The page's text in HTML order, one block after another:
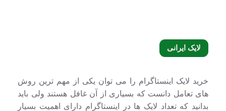
لایک ایرانی
خرید لایک اینستاگرام را می توان یکی از مهم ترین روش
های تعامل دانست که بسیاری از آن غافل هستند ولی باید
بدانید که تعداد لایک ها در اینستاگرام دارای اهمیت بسیار